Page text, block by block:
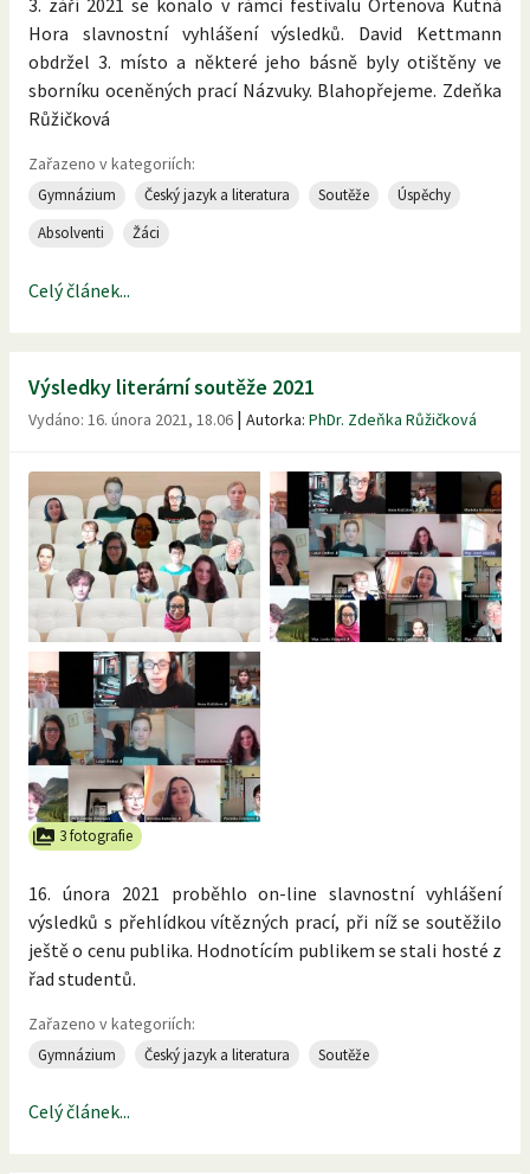
Hora slavnostní vyhlášení výsledků. David Kettmann
obdržel 3. místo a některé jeho básně byly otištěny ve
sborníku oceněných prací Názvuky. Blahopřejeme. Zdeňka
Růžičková
Zařazeno v kategoriích:
Gymnázium Český jazyk a literatura Soutěže
Úspěchy
Absolventi
Žáci
Celý článek...
Výsledky literární soutěže 2021
Vydáno: 16. února 2021, 18.06 | Autorka: PhDr. Zdeňka Růžičková
3 fotografie
16. února 2021 proběhlo on-line slavnostní vyhlášení
výsledků s přehlídkou vítězných prací, při níž se soutěžilo
ještě o cenu publika. Hodnotícím publikem se stali hosté z
řad studentů.
Zařazeno v kategoriích:
Gymnázium Český jazyk a literatura Soutěže
Celý článek...